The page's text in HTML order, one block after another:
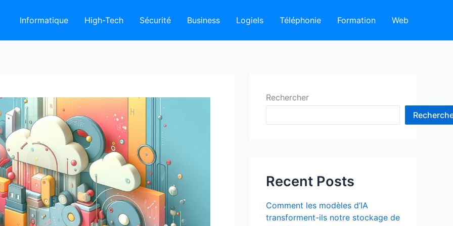
Informatique High-Tech Sécurité Business Logiels Téléphonie Formation Web
Rechercher
Recent Posts
Comment les modèles d’IA
transforment-ils notre stockage de